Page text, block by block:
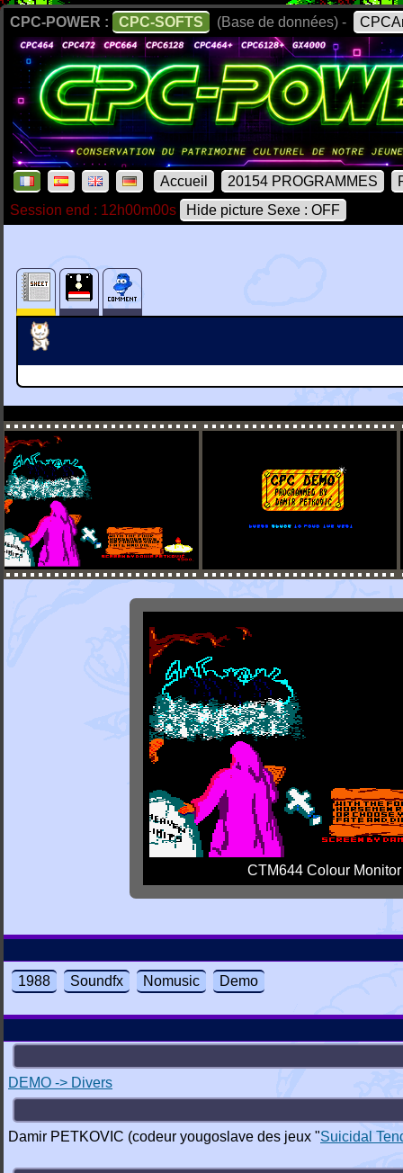
CPC-POWER : CPC-SOFTS (Base de données) -
Accueil 20154 PROGRAMMES
Session end : 12h00m00s
Hide picture Sexe : OFF
CTM644 Colour Monitor
1988 Soundfx Nomusic Demo
DEMO -> Divers
Damir PETKOVIC (codeur yougoslave des jeux "Suicidal